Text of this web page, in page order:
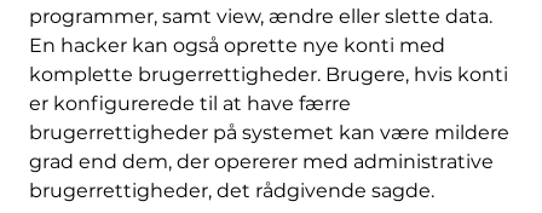
programmer, samt view, ændre eller slette data.
En hacker kan også oprette nye konti med
komplette brugerrettigheder. Brugere, hvis konti
er konfigurerede til at have færre
brugerrettigheder på systemet kan være mildere
grad end dem, der opererer med administrative
brugerrettigheder, det rådgivende sagde.